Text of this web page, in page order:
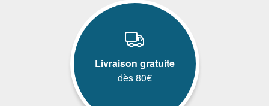
Livraison gratuite
dès 80€